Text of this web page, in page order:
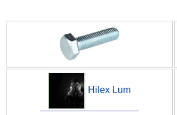
Hilex Lum